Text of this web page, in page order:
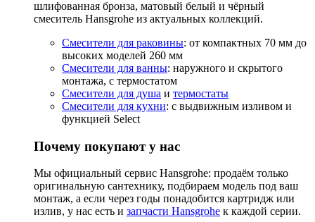
шлифованная бронза, матовый белый и чёрный
смеситель Hansgrohe из актуальных коллекций.
Смесители для раковины: от компактных 70 мм до
высоких моделей 260 мм
Смесители для ванны: наружного и скрытого
монтажа, с термостатом
Смесители для душа и термостаты
Смесители для кухни: с выдвижным изливом и
функцией Select
Почему покупают у нас
Мы официальный сервис Hansgrohe: продаём только
оригинальную сантехнику, подбираем модель под ваш
монтаж, а если через годы понадобится картридж или
излив, у нас есть и запчасти Hansgrohe к каждой серии.